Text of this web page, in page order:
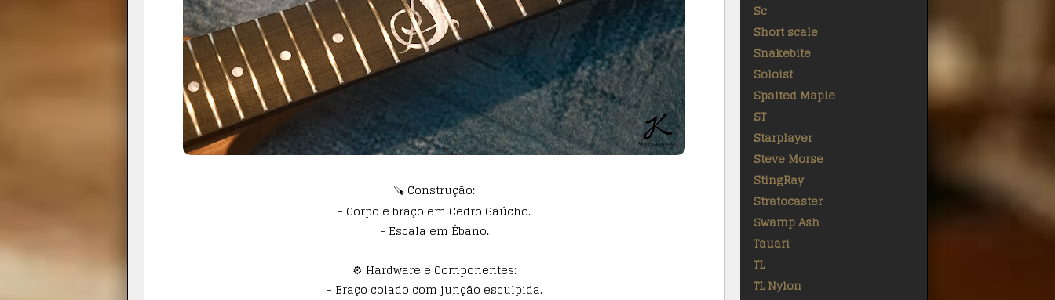
🪚 Construção:
- Corpo e braço em Cedro Gaúcho.
- Escala em Ébano.
⚙️ Hardware e Componentes:
- Braço colado com junção esculpida.
Sc
Short scale
Snakebite
Soloist
Spalted Maple
ST
Starplayer
Steve Morse
StingRay
Stratocaster
Swamp Ash
Tauari
TL
TL Nylon